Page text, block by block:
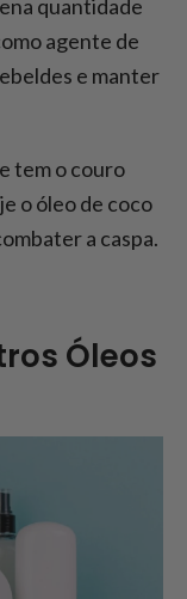
quantidade
agente de
e manter
tem o couro
o óleo de coco
a caspa.
Óleos